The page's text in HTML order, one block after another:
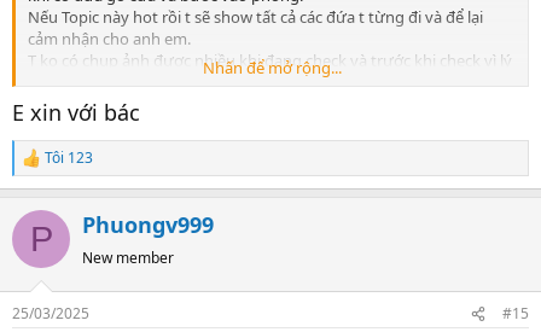
Nếu Topic này hot rồi t sẽ show tất cả các đứa t từng đi và để lại
cảm nhận cho anh em.
T ko có chụp ảnh được nhiều khi đang check và trước khi check vì lý
do cá nhân t cũng méo thể nào để lại được ảnh trong máy ko thì t
toang v - k - l luôn.
Thực chất t cũng cú khi đã phải lập lại nick vài lần trên mấy trang
Web uy tín hiện nay, vì comment thật thì chúng nó bann nick.
Cố tình đăng nhập thì chúng nó Bann cả IP v - c - l phải đổi lại IP
hoặc tắt máy đi bật lại.
Thôi thì t cũng cố để Topic này chia sẻ cùng anh em. Đợt tới chắc
mua cái sextoy về thủ dâm xem mấy em nhảy ngoáy mông mu còn
hơn đút cặc vào mấy cái L ko bao giờ nhớ rõ và mặt thì chẳng thể
nào xem.
minh cho anh em xem?
Nhấn để mở rộng...
E xin với bác
R
e
c
i
s
Tôi 123
P Phuongv999
New member
25/03/2025 #15